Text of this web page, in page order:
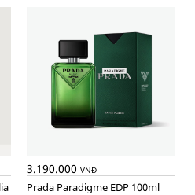
3.190.000 VNĐ
Prada Paradigme EDP 100ml